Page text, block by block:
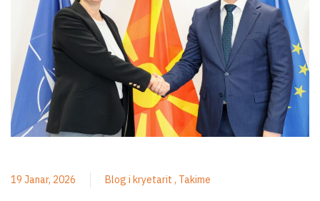
19 Janar, 2026 Blog i kryetarit Takime